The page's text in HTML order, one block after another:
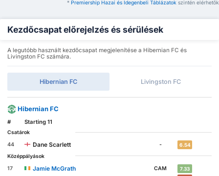
* Premiership Hazai és Idegenbeli Táblázatok szintén elérhetők
Kezdőcsapat előrejelzés és sérülések
A legutóbb használt kezdőcsapat megjelenítése a Hibernian FC és
Livingston FC számára.
Hibernian FC Livingston FC
Hibernian FC
# Starting 11
Csatárok
44
Dane Scarlett - 6.54
Középpályások
17
Jamie McGrath CAM 7.33